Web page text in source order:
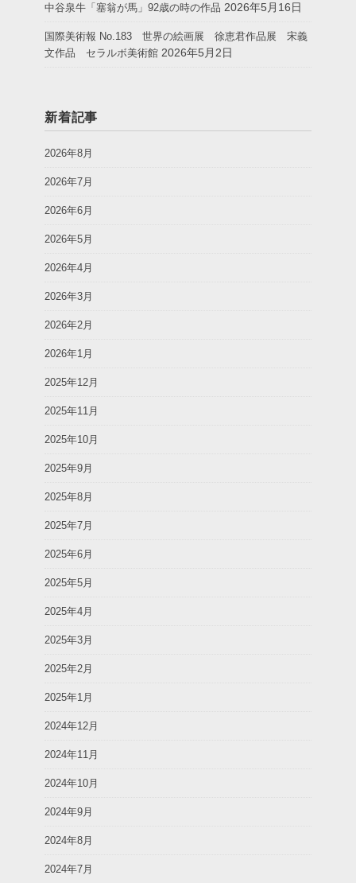
中谷泉牛「塞翁が馬」92歳の時の作品 2026年5月16日
国際美術報 No.183 世界の絵画展 徐恵君作品展 宋義
文作品 セラルボ美術館 2026年5月2日
新着記事
2026年8月
2026年7月
2026年6月
2026年5月
2026年4月
2026年3月
2026年2月
2026年1月
2025年12月
2025年11月
2025年10月
2025年9月
2025年8月
2025年7月
2025年6月
2025年5月
2025年4月
2025年3月
2025年2月
2025年1月
2024年12月
2024年11月
2024年10月
2024年9月
2024年8月
2024年7月